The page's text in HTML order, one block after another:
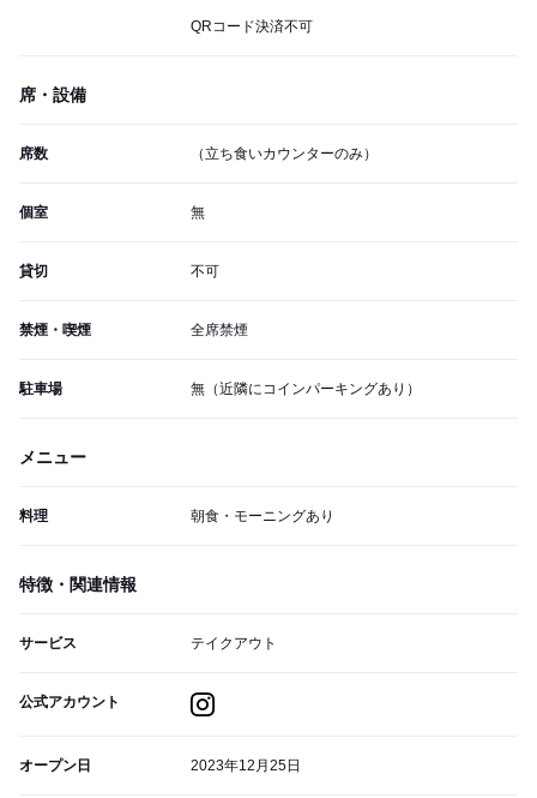
QRコード決済不可
席・設備
席数 （立ち食いカウンターのみ）
個室 無
貸切 不可
禁煙・喫煙 全席禁煙
駐車場 無（近隣にコインパーキングあり）
メニュー
料理 朝食・モーニングあり
特徴・関連情報
サービス テイクアウト
公式アカウント
オープン日 2023年12月25日